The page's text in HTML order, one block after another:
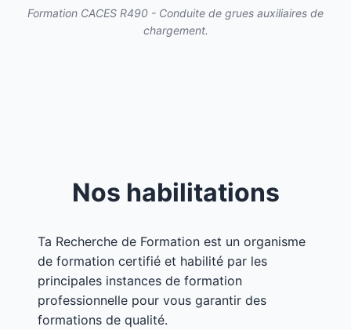
Formation CACES R490 - Conduite de grues auxiliaires de
chargement.
Nos habilitations
Ta Recherche de Formation est un organisme
de formation certifié et habilité par les
principales instances de formation
professionnelle pour vous garantir des
formations de qualité.